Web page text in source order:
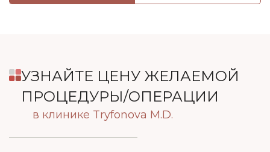
УЗНАЙТЕ ЦЕНУ ЖЕЛАЕМОЙ
ПРОЦЕДУРЫ/ОПЕРАЦИИ
в клинике Tryfonova M.D.